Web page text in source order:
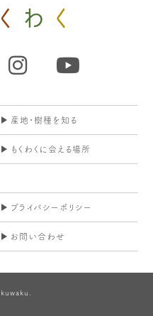
産地・樹種を知る
もくわくに会える場所
プライバシーポリシー
お問い合わせ